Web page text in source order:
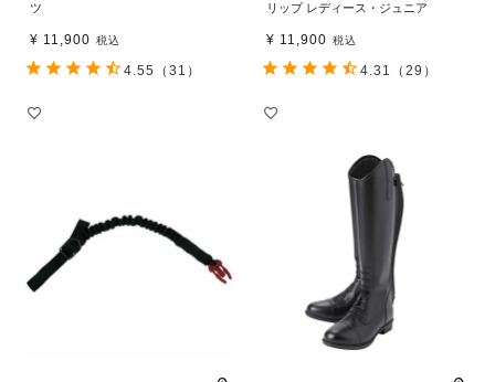
ツ
¥ 11,900 税込
4.55 （31）
リップ レディース・ジュニア
¥ 11,900 税込
4.31 （29）